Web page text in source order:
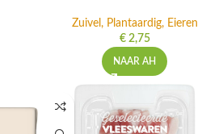
Zuivel, Plantaardig, Eieren
€2,75
NAAR AH